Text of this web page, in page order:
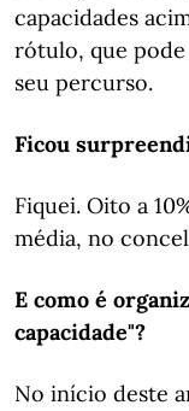
capacidades
rótulo, que
seu percurso.
Ficou
Fiquei. Oito a
média, no
E como é
capacidade"?
No início deste